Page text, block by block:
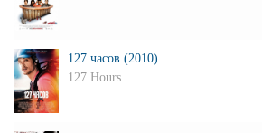
127 часов (2010)
127 Hours